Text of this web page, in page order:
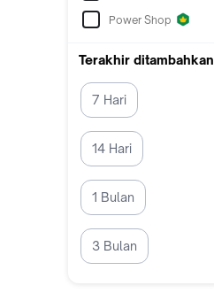
Power Shop
Terakhir ditambahkan
7 Hari
14 Hari
1 Bulan
3 Bulan